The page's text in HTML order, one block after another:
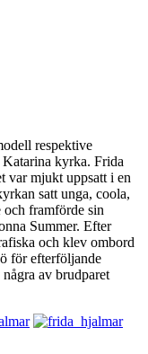
respektive
kyrka. Frida
var mjukt uppsatt i en
satt unga, coola,
och framförde sin
Summer. Efter
och klev ombord
för efterföljande
av brudparet